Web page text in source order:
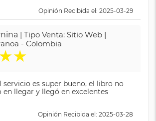
Opinión Recibida el: 2025-03-29
| Tipo Venta: Sitio Web |
- Colombia
★★
servicio es super bueno, el libro no
llegar y llegó en excelentes
Opinión Recibida el: 2025-03-28